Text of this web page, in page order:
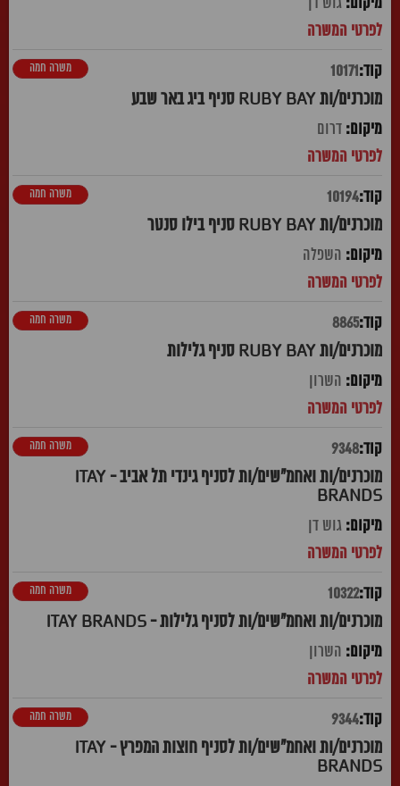
10171
מוכרנים/ות RUBY BAY סניף ביג באר שבע
משרה חמה
דרום
10194
מוכרנים/ות RUBY BAY סניף בילו סנטר
משרה חמה
השפלה
8865
מוכרנים/ות RUBY BAY סניף גלילות
משרה חמה
השרון
9348
מוכרנים/ות ואחמ"שים/ות לסניף גינדי תל אביב - ITAY
BRANDS
משרה חמה
גוש דן
10322
מוכרנים/ות ואחמ"שים/ות לסניף גלילות - ITAY BRANDS
משרה חמה
השרון
9344
מוכרנים/ות ואחמ"שים/ות לסניף חוצות המפרץ - ITAY
BRANDS
משרה חמה